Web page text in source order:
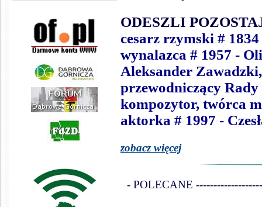
ODESZLI
cesarz rzymski #
wynalazca # 1957 -
Aleksander
przewodniczący
kompozytor, twórca
aktorka # 1997 -
zobacz więcej
- POLECANE